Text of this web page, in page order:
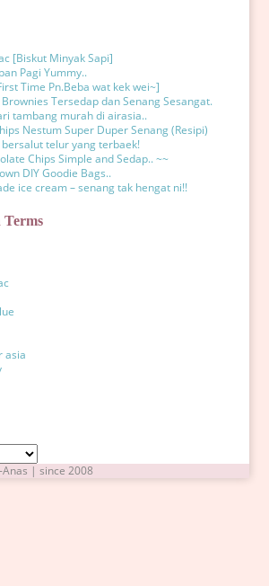
[Biskut Minyak Sapi]
Pagi Yummy..
Time Pn.Beba wat kek wei~]
Tersedap dan Senang Sesangat.
tambang murah di airasia..
Nestum Super Duper Senang (Resipi)
telur yang terbaek!
Chips Simple and Sedap.. ~~
DIY Goodie Bags..
ice cream – senang tak hengat ni!!
Terms
asia
| since 2008